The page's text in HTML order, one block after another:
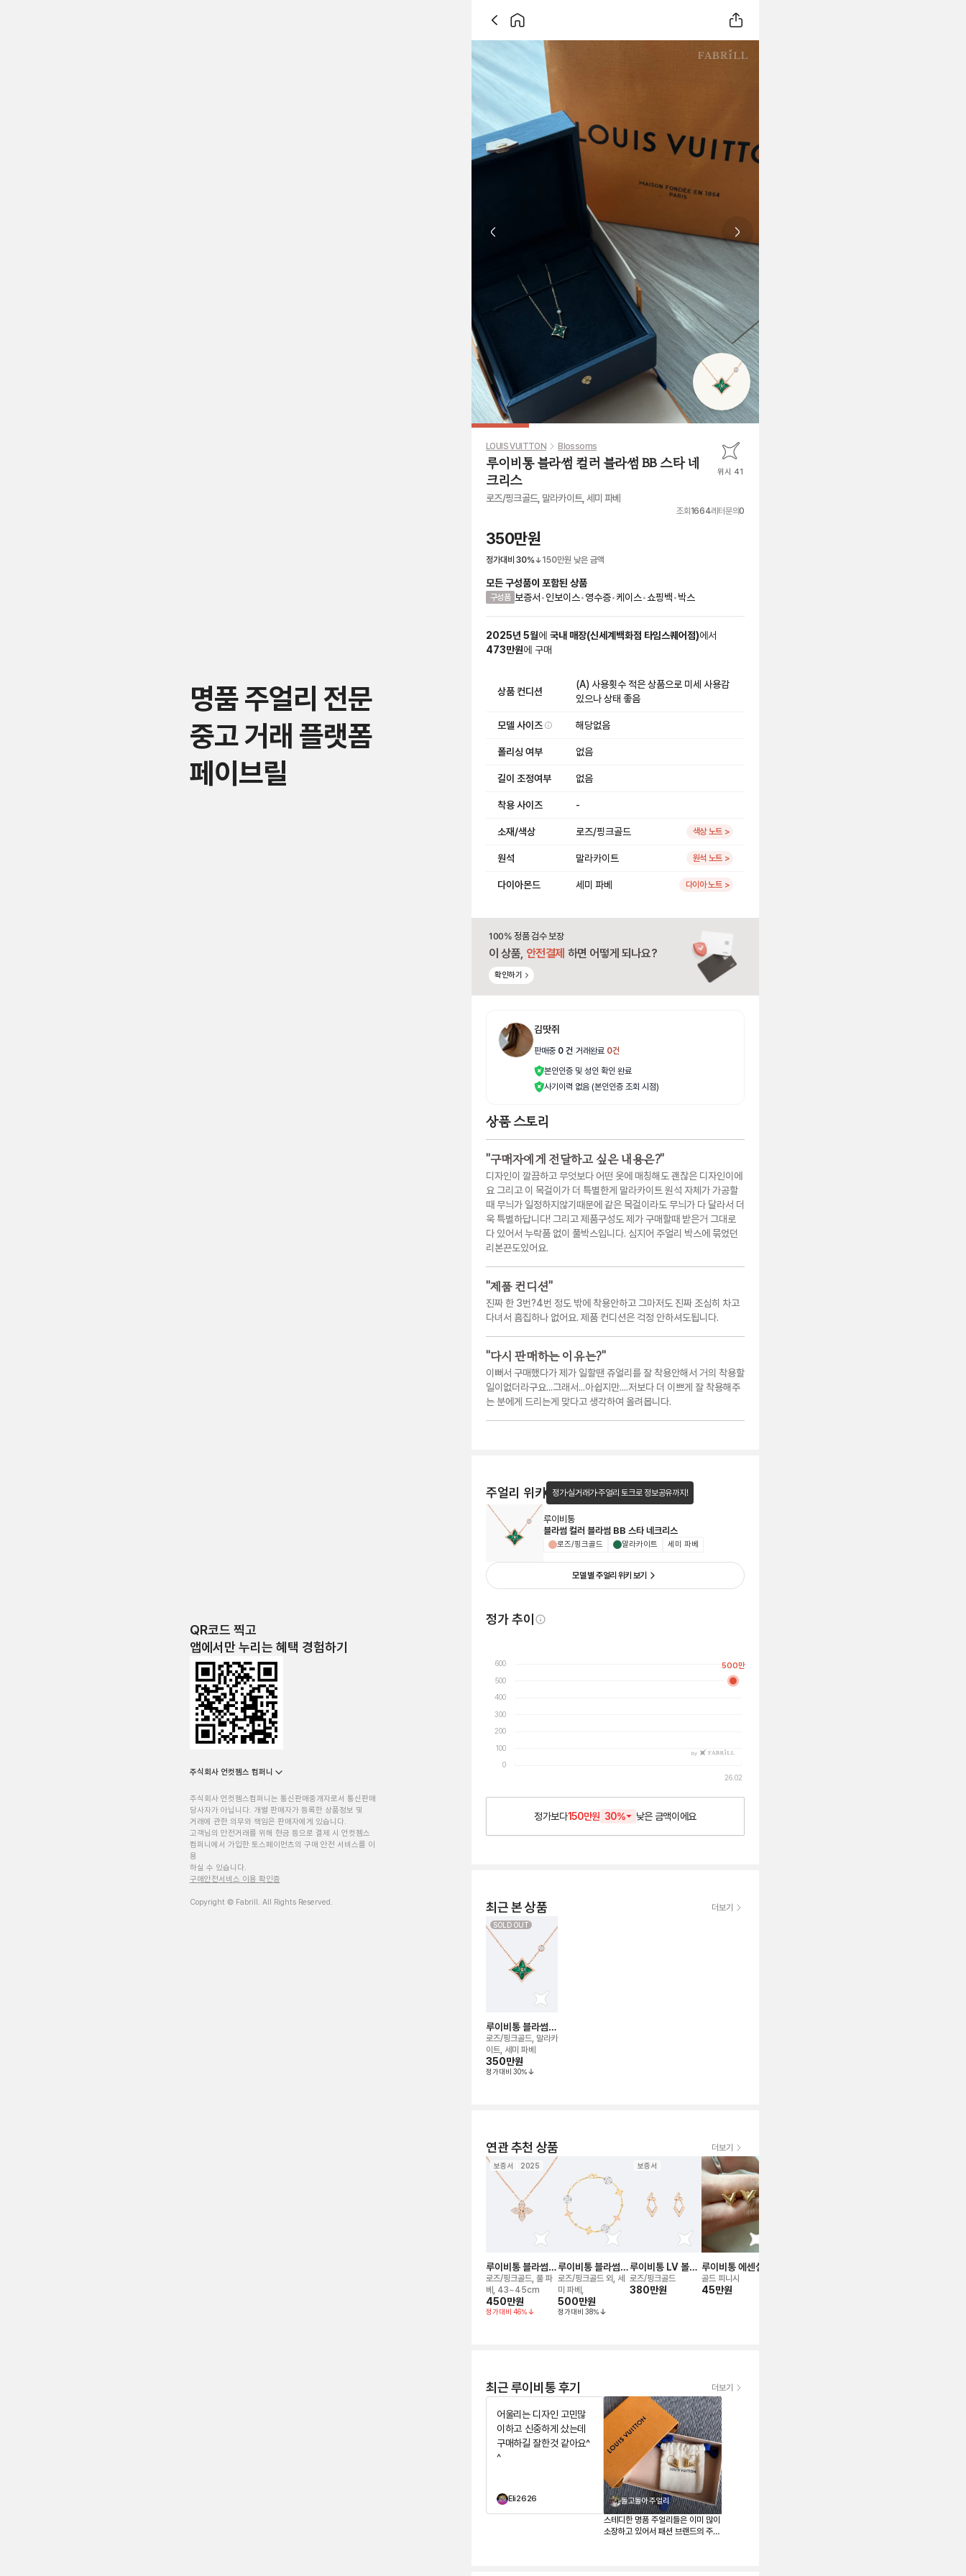
명품 주얼리 전문
중고 거래 플랫폼
페이브릴
QR코드 찍고
앱에서만 누리는 혜택 경험하기
주식회사 언컷젬스 컴퍼니
주식회사 언컷젬스컴퍼니는 통신판매중개자로서 통신판매
당사자가 아닙니다. 개별 판매자가 등록한 상품정보 및
거래에 관한 의무와 책임은 판매자에게 있습니다.
고객님의 안전거래를 위해 현금 등으로 결제 시 언컷젬스
컴퍼니에서 가입한 토스페이먼츠의 구매 안전 서비스를 이
용
하실 수 있습니다.
구매안전서비스 이용 확인증
Copyright © Fabrill. All Rights Reserved.
Previous slide Next slide
LOUIS VUITTON Blossoms
루이비통 블라썸 컬러 블라썸 BB 스타 네
크리스
위시 41
로즈/핑크골드, 말라카이트, 세미 파베
조회 1664레터문의0
350만원
정가대비 30% 150만원 낮은 금액
모든 구성품이 포함된 상품
구성품 보증서 •인보이스•영수증•케이스•쇼핑백•박스
2025년 5월에 국내 매장(신세계백화점 타임스퀘어점)에서
473만원에 구매
상품 컨디션
(A) 사용횟수 적은 상품으로 미세 사용감
있으나 상태 좋음
모델 사이즈 해당없음
폴리싱 여부 없음
길이 조정여부 없음
착용 사이즈 -
소재/색상 로즈/핑크골드 색상 노트 >
원석 말라카이트 원석 노트 >
다이아몬드 세미 파베 다이아 노트 >
100% 정품 검수 보장
이 상품, 안전결제 하면 어떻게 되나요?
확인하기
김땃쥐
판매중 0 건 거래완료 0건
본인인증 및 성인 확인 완료
사기이력 없음 (본인인증 조회 시점)
상품 스토리
"구매자에게 전달하고 싶은 내용은?"
디자인이 깔끔하고 무엇보다 어떤 옷에 매칭해도 괜찮은 디자인이에
요 그리고 이 목걸이가 더 특별한게 말라카이트 원석 자체가 가공할
때 무늬가 일정하지않기때문에 같은 목걸이라도 무늬가 다 달라서 더
욱 특별하답니다! 그리고 제품구성도 제가 구매할때 받은거 그대로
다 있어서 누락품 없이 풀박스입니다. 심지어 주얼리 박스에 묶었던
리본끈도있어요.
"제품 컨디션"
진짜 한 3번?4번 정도 밖에 착용안하고 그마저도 진짜 조심히 차고
다녀서 흠집하나 없어요. 제품 컨디션은 걱정 안하셔도됩니다.
"다시 판매하는 이유는?"
이뻐서 구매했다가 제가 일할땐 쥬얼리를 잘 착용안해서 거의 착용할
일이없더라구요...그래서...아쉽지만....저보다 더 이쁘게 잘 착용해주
는 분에게 드리는게 맞다고 생각하여 올려봅니다.
주얼리 위키 정가·실거래가·주얼리 토크로 정보공유까지!
루이비통
블라썸 컬러 블라썸 BB 스타 네크리스
로즈/핑크골드 말라카이트 세미 파베
모델 별 주얼리 위키 보기
정가 추이
0
100
200
300
400
500
600
26.02
by
500만
정가보다150만원 30% 낮은금액이에요
최근 본 상품 더보기
SOLD OUT
루이비통 블라썸
컬러 블라썸 BB 스
타 네크리스
로즈/핑크골드, 말라카
이트, 세미 파베
350만원
정가대비 30%
연관 추천 상품 더보기
보증서 2025
루이비통 블라썸
이딜 네크리스
로즈/핑크골드, 풀 파
베, 43~45cm
450만원
정가대비 46%
루이비통 블라썸
이딜 블라썸 브레
이슬릿
로즈/핑크골드 외, 세
미 파베,
500만원
정가대비 38%
보증서
루이비통 LV 볼트
이어링
로즈/핑크골드
380만원
루이비통 에센셜 V
스터드형 이어링
골드 피니시
45만원
최근 루이비통 후기 더보기
어울리는 디자인 고민많
이하고 신중하게 샀는데
구매하길 잘한것 같아요^
^
Eli2626 돌고돌아주얼리
스테디한 명품 주얼리들은 이미 많이
소장하고 있어서 패션 브랜드의 주얼